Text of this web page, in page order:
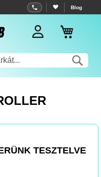
Blog
TESZTELVE